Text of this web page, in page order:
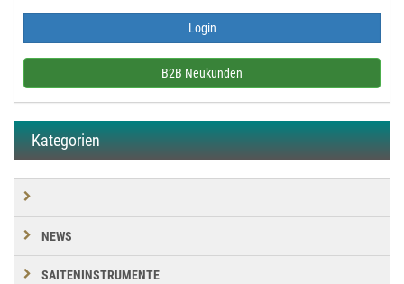
B2B Neukunden
Kategorien
NEWS
SAITENINSTRUMENTE